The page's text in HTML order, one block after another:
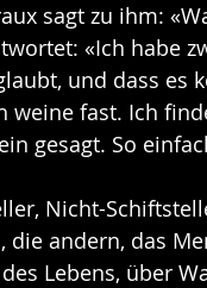
sagt zu ihm:
«Ich habe
und dass es
weine fast. Ich
gesagt. So
Nicht-
die andern, das
Lebens, über